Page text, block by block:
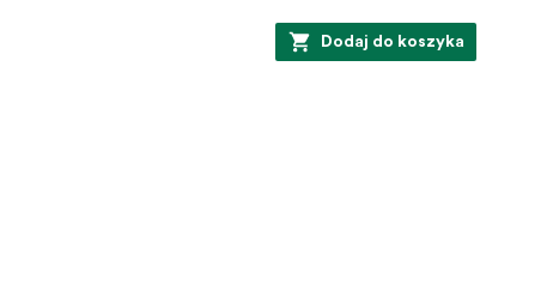
Dodaj do koszyka